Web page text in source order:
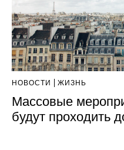
НОВОСТИ ЖИЗНЬ
Массовые
будут проходить